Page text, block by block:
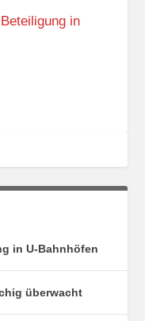
in
in U-Bahnhöfen
überwacht